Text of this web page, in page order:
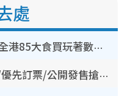
處
【8月生日優惠2026】全港85大食買玩著數攻略 自助餐/火鍋放題同行免費＋誠品/DONKI送現金券
人夫集團｜Klook套票/優先訂票/公開發售搶飛攻略！附票價.購票連結.場地座位表